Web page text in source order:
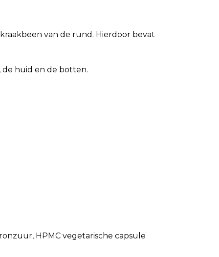
van de rund. Hierdoor bevat
de huid en de botten.
HPMC vegetarische capsule